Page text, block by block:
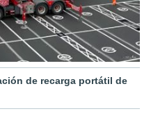
de recarga portátil de